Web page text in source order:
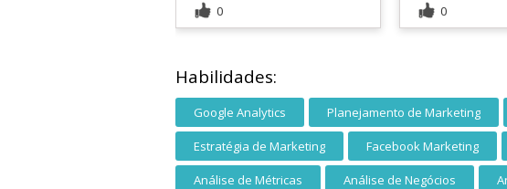
0 0
Habilidades:
Google Analytics Planejamento de Marketing
Estratégia de Marketing Facebook Marketing
Análise de Métricas Análise de Negócios